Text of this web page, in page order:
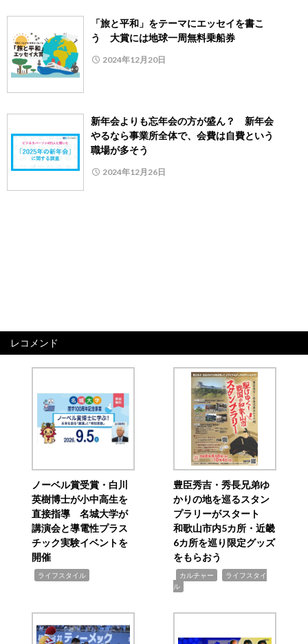
「旅と平和」をテーマにエッセイを書こ
う 大賞には地球一周無料乗船券
2024年12月20日
新年会よりも忘年会の方が盛ん？ 新年会
やるなら事業所全体で、会費は自費という
職場が多そう
2024年12月26日
レコメンド
ノーベル賞受賞・白川
英樹博士が小中高生を
直接指導 名城大学が
講演会と導電性プラス
チック実験イベントを
開催
ライフスタイル
豊臣秀吉・秀長兄弟ゆ
かりの地を巡るスタン
プラリーがスタート
和歌山市内5カ所・近畿
6カ所を巡り限定グッズ
をもらおう
カルチャー
ライフスタイ
ル